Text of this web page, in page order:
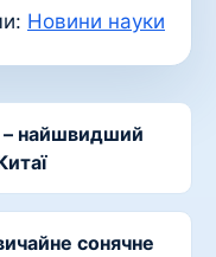
Новини науки
найшвидший
сонячне